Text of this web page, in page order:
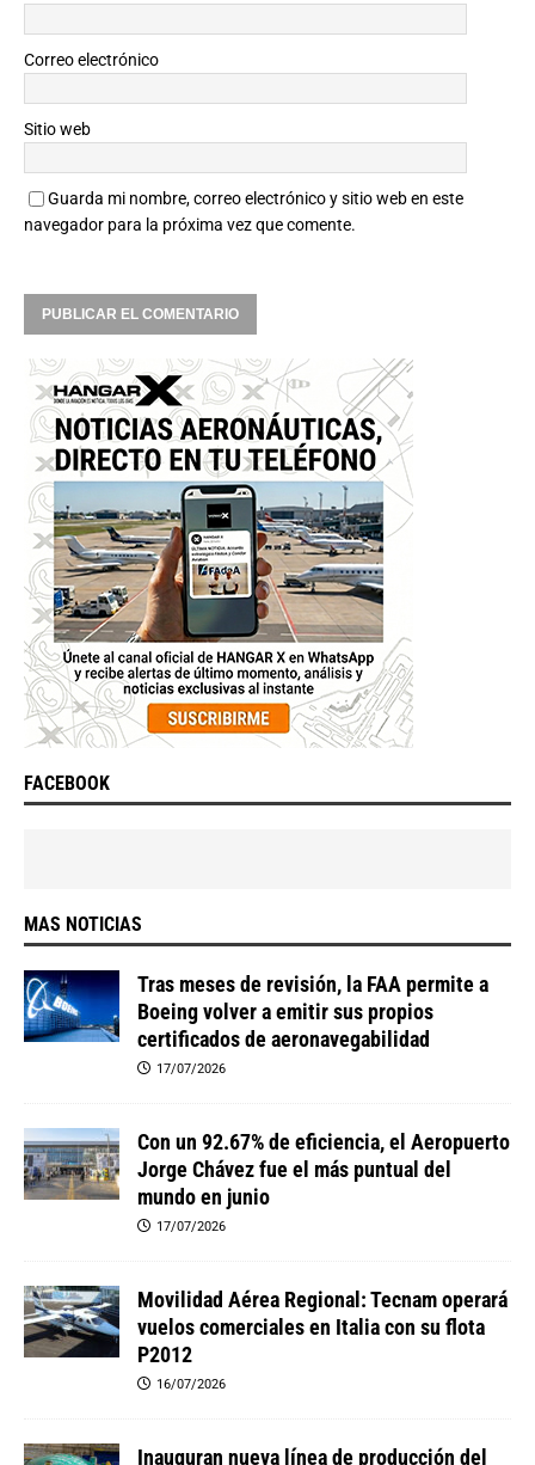
Correo electrónico
Sitio web
Guarda mi nombre, correo electrónico y sitio web en este
navegador para la próxima vez que comente.
FACEBOOK
MAS NOTICIAS
Tras meses de revisión, la FAA permite a
Boeing volver a emitir sus propios
certificados de aeronavegabilidad
17/07/2026
Con un 92.67% de eficiencia, el Aeropuerto
Jorge Chávez fue el más puntual del
mundo en junio
17/07/2026
Movilidad Aérea Regional: Tecnam operará
vuelos comerciales en Italia con su flota
P2012
16/07/2026
Inauguran nueva línea de producción del